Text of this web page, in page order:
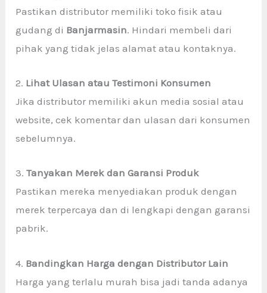
Pastikan distributor memiliki toko fisik atau
gudang di Banjarmasin. Hindari membeli dari
pihak yang tidak jelas alamat atau kontaknya.
2. Lihat Ulasan atau Testimoni Konsumen
Jika distributor memiliki akun media sosial atau
website, cek komentar dan ulasan dari konsumen
sebelumnya.
3.Tanyakan Merek dan Garansi Produk
Pastikan mereka menyediakan produk dengan
merek terpercaya dan di lengkapi dengan garansi
pabrik.
4. Bandingkan Harga dengan Distributor Lain
Harga yang terlalu murah bisa jadi tanda adanya